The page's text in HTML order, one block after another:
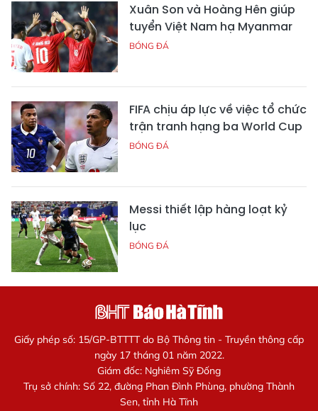
Xuân Son và Hoàng Hên giúp
tuyển Việt Nam hạ Myanmar
BÓNG ĐÁ
FIFA chịu áp lực về việc tổ chức
trận tranh hạng ba World Cup
BÓNG ĐÁ
Messi thiết lập hàng loạt kỷ
lục
BÓNG ĐÁ
Giấy phép số: 15/GP-BTTTT do Bộ Thông tin - Truyền thông cấp
ngày 17 tháng 01 năm 2022.
Giám đốc: Nghiêm Sỹ Đống
Trụ sở chính: Số 22, đường Phan Đình Phùng, phường Thành
Sen, tỉnh Hà Tĩnh